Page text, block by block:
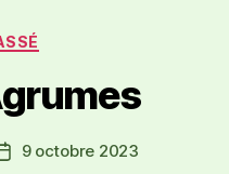
9 octobre 2023